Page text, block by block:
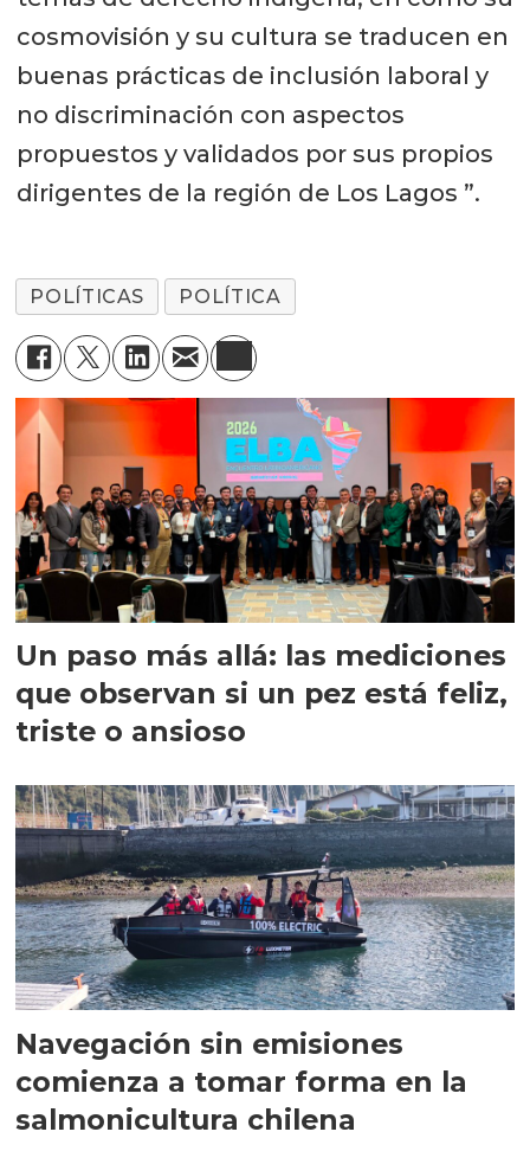
cosmovisión y su cultura se traducen en
buenas prácticas de inclusión laboral y
no discriminación con aspectos
propuestos y validados por sus propios
dirigentes de la región de Los Lagos ”.
POLÍTICAS POLÍTICA
Un paso más allá: las mediciones
que observan si un pez está feliz,
triste o ansioso
Navegación sin emisiones
comienza a tomar forma en la
salmonicultura chilena